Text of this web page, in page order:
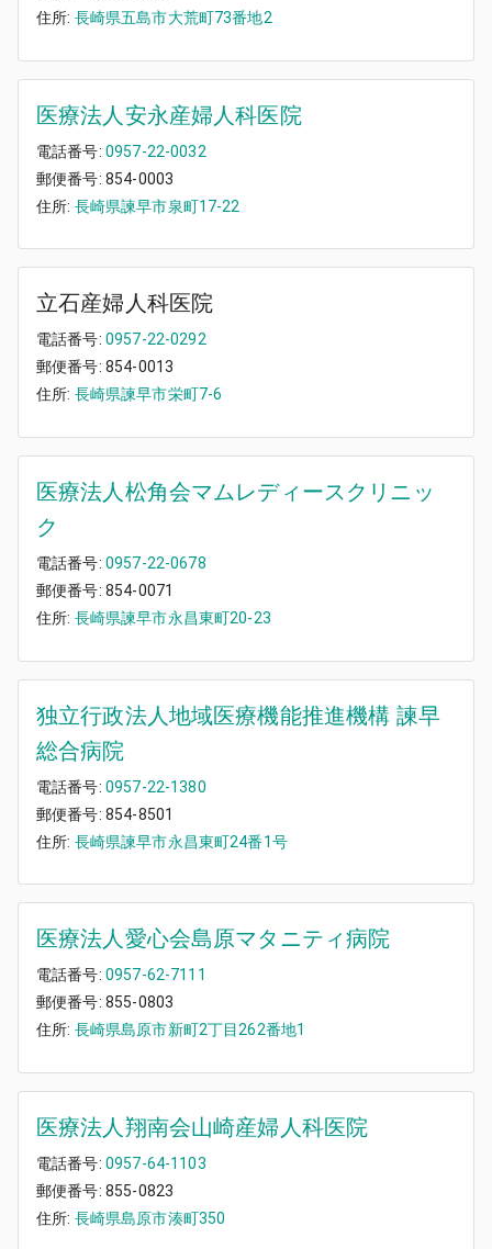
住所: 長崎県五島市大荒町73番地2
医療法人安永産婦人科医院
電話番号: 0957-22-0032
郵便番号: 854-0003
住所: 長崎県諫早市泉町17-22
立石産婦人科医院
電話番号: 0957-22-0292
郵便番号: 854-0013
住所: 長崎県諫早市栄町7-6
医療法人松角会マムレディースクリニッ
ク
電話番号: 0957-22-0678
郵便番号: 854-0071
住所: 長崎県諫早市永昌東町20-23
独立行政法人地域医療機能推進機構 諫早
総合病院
電話番号: 0957-22-1380
郵便番号: 854-8501
住所: 長崎県諫早市永昌東町24番1号
医療法人愛心会島原マタニティ病院
電話番号: 0957-62-7111
郵便番号: 855-0803
住所: 長崎県島原市新町2丁目262番地1
医療法人翔南会山崎産婦人科医院
電話番号: 0957-64-1103
郵便番号: 855-0823
住所: 長崎県島原市湊町350